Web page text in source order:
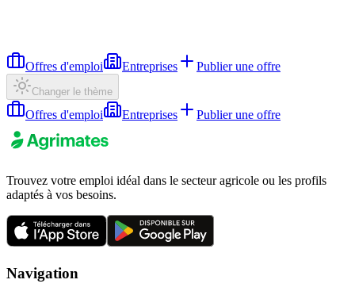
Offres d'emploi Entreprises Publier une offre
Changer le thème
Offres d'emploi Entreprises Publier une offre
Trouvez votre emploi idéal dans le secteur agricole ou les profils
adaptés à vos besoins.
Navigation